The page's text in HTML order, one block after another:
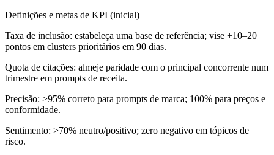
Definições e metas de KPI (inicial)
Taxa de inclusão: estabeleça uma base de referência; vise +10–20
pontos em clusters prioritários em 90 dias.
Quota de citações: almeje paridade com o principal concorrente num
trimestre em prompts de receita.
Precisão: >95% correto para prompts de marca; 100% para preços e
conformidade.
Sentimento: >70% neutro/positivo; zero negativo em tópicos de
risco.